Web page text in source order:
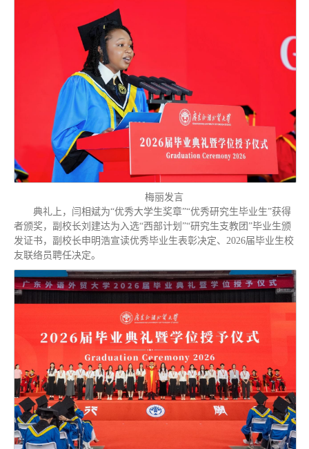
梅丽发言
典礼上，闫相斌为“优秀大学生奖章”“优秀研究生毕业生”获得
者颁奖，副校长刘建达为入选“西部计划”“研究生支教团”毕业生颁
发证书，副校长申明浩宣读优秀毕业生表彰决定、2026届毕业生校
友联络员聘任决定。